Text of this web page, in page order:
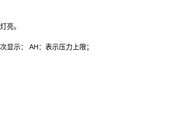
亮。
显示： AH：表示压力上限；